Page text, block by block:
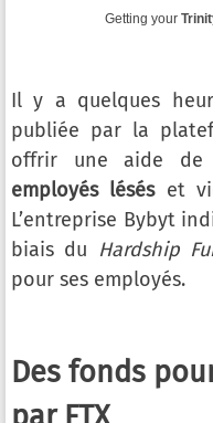
Getting your
Il y a quelques
publiée par la
offrir une aide de
employés léséset
L’entreprise Bybyt
biais du Hardship
pour ses employés.
Des fonds